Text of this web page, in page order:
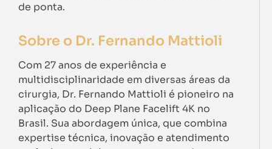
de ponta.
Sobre o Dr. Fernando Mattioli
Com 27 anos de experiência e
multidisciplinaridade em diversas áreas da
cirurgia, Dr. Fernando Mattioli é pioneiro na
aplicação do Deep Plane Facelift 4K no
Brasil. Sua abordagem única, que combina
expertise técnica, inovação e atendimento